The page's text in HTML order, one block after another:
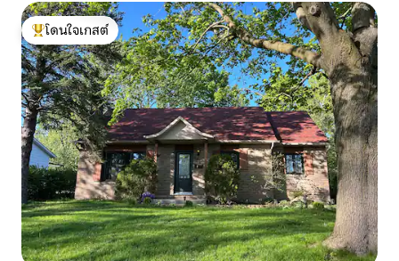
โดนใจเกสต์ที่สุด
โดนใจเกสต์